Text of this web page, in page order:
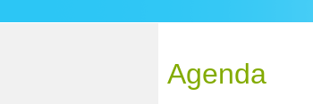
Agenda